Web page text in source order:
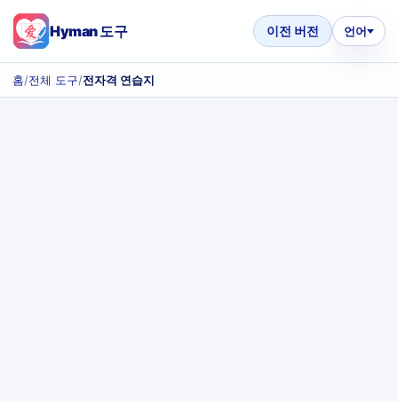
Hyman 도구 이전 버전 언어
홈/전체 도구/전자격 연습지